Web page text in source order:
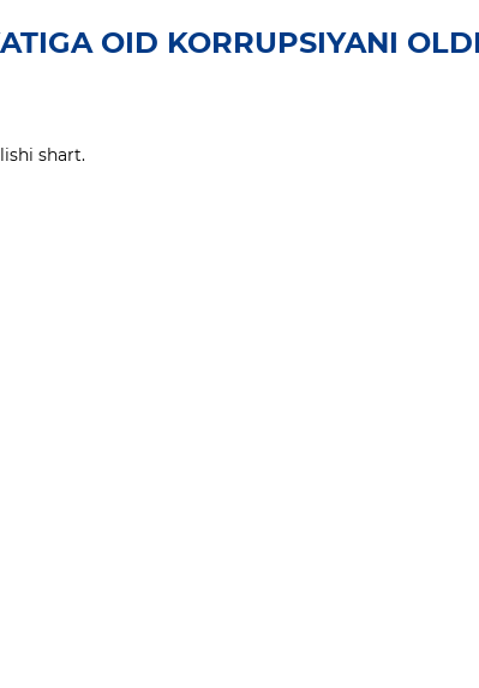
OID KORRUPSIYANI
shart.